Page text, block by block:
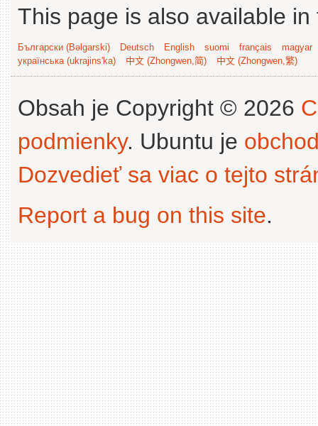
This page is also available
Български (Bəlgarski) Deutsch English suomi français
magyar
українська (ukrajins'ka)
中文 (Zhongwen,简) 中文 (Zhongwen,繁)
Obsah je Copyright © 2026
podmienky. Ubuntu je
Dozvedieť sa viac o tejto
Report a bug on this site.